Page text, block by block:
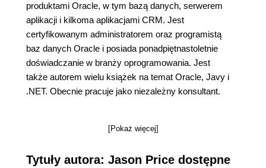
produktami Oracle, w tym bazą danych, serwerem
aplikacji i kilkoma aplikacjami CRM. Jest
certyfikowanym administratorem oraz programistą
baz danych Oracle i posiada ponadpiętnastoletnie
doświadczanie w branży oprogramowania. Jest
także autorem wielu książek na temat Oracle, Javy i
.NET. Obecnie pracuje jako niezależny konsultant.
[Pokaż więcej]
Tytuły autora: Jason Price dostępne